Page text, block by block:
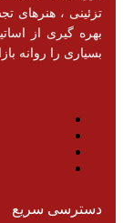
تزئینی ، هنرهای
بهره گیری از
بسیاری را روانه
دسترسی سریع